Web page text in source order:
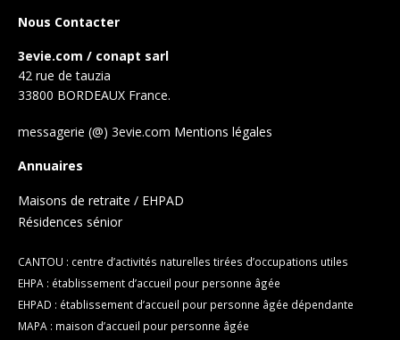
Nous Contacter
3evie.com / conapt sarl
42 rue de tauzia
33800 BORDEAUX France.
messagerie (@) 3evie.com Mentions légales
Annuaires
Maisons de retraite / EHPAD
Résidences sénior
CANTOU : centre d’activités naturelles tirées d’occupations utiles
EHPA : établissement d’accueil pour personne âgée
EHPAD : établissement d’accueil pour personne âgée dépendante
MAPA : maison d’accueil pour personne âgée